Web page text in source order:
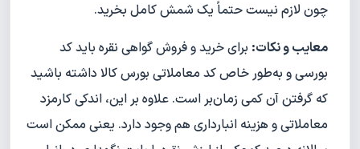
چون لازم نیست حتماً یک شمش کامل بخرید.
معایب و نکات: برای خرید و فروش گواهی نقره باید کد
بورسی و به‌طور خاص کد معاملاتی بورس کالا داشته باشید
که گرفتن آن کمی زمان‌بر است. علاوه بر این، اندکی کارمزد
معاملاتی و هزینه انبارداری هم وجود دارد. یعنی ممکن است